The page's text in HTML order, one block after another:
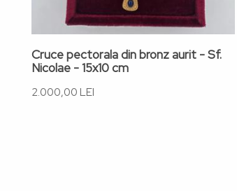
Cruce pectorala din bronz aurit - Sf.
Nicolae - 15x10 cm
2.000,00 LEI